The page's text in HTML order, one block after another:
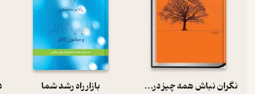
نگران نباش همه چیز درست خواهد شد بازار راه رشد شما